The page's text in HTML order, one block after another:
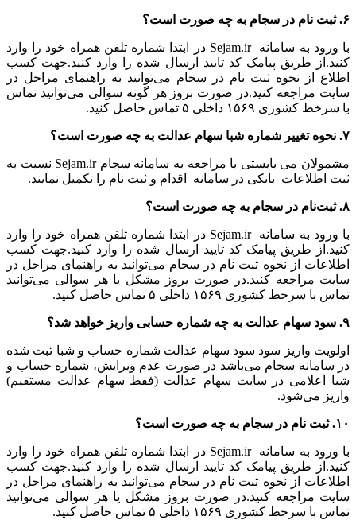
۶. ثبت نام در سجام به چه صورت است؟
با ورود به سامانه Sejam.ir در ابتدا شماره تلفن همراه خود را وارد
کنید.از طریق پیامک کد تایید ارسال شده را وارد کنید.جهت کسب
اطلاع از نحوه ثبت نام در سجام می‌توانید به راهنمای مراحل در
سایت مراجعه کنید.در صورت بروز هر گونه سوالی می‌توانید تماس
با سرخط کشوری ۱۵۶۹ داخلی ۵ تماس حاصل کنید.
۷. نحوه تغییر شماره شبا سهام عدالت به چه صورت است؟
مشمولان می بایستی با مراجعه به سامانه سجام Sejam.ir نسبت به
ثبت اطلاعات بانکی در سامانه اقدام و ثبت نام را تکمیل نمایند.
۸. ثبت‌نام در سجام به چه صورت است؟
با ورود به سامانه Sejam.ir در ابتدا شماره تلفن همراه خود را وارد
کنید.از طریق پیامک کد تایید ارسال شده را وارد کنید.جهت کسب
اطلاعات از نحوه ثبت نام در سجام می‌توانید به راهنمای مراحل در
سایت مراجعه کنید.در صورت بروز مشکل یا هر سوالی می‌توانید
تماس با سرخط کشوری ۱۵۶۹ داخلی ۵ تماس حاصل کنید.
۹. سود سهام عدالت به چه شماره حسابی واریز خواهد شد؟
اولویت واریز سود سود سهام عدالت شماره حساب و شبا ثبت شده
در سامانه سجام می‌باشد در صورت عدم ویرایش، شماره حساب و
شبا اعلامی در سایت سهام عدالت (فقط سهام عدالت مستقیم)
واریز می‌شود.
۱۰. ثبت نام در سجام به چه صورت است؟
با ورود به سامانه Sejam.ir در ابتدا شماره تلفن همراه خود را وارد
کنید.از طریق پیامک کد تایید ارسال شده را وارد کنید.جهت کسب
اطلاعات از نحوه ثبت نام در سجام می‌توانید به راهنمای مراحل در
سایت مراجعه کنید.در صورت بروز مشکل یا هر سوالی می‌توانید
تماس با سرخط کشوری ۱۵۶۹ داخلی ۵ تماس حاصل کنید.